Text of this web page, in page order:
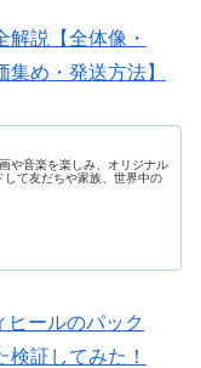
解説【全体像・
め・発送方法】
や音楽を楽しみ、オリジナル
て友だちや家族、世界中の
ヒールのパック
証してみた！